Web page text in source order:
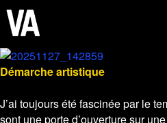
Skip
content
Démarche artistique
J’ai toujours été fascinée par le
sont une porte d’ouverture sur